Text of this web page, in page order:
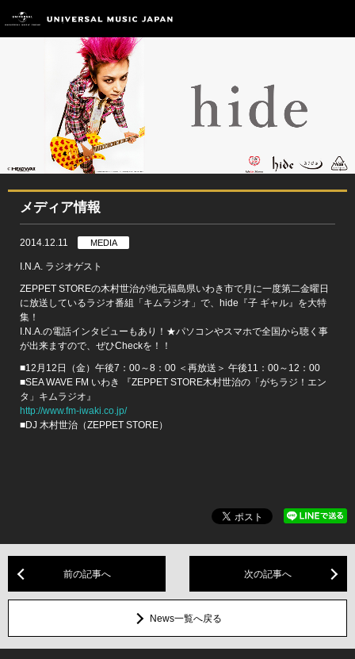
メディア情報
2014.12.11 MEDIA
I.N.A. ラジオゲスト
ZEPPET STOREの木村世治が地元福島県いわき市で月に一度第二金曜日
に放送しているラジオ番組「キムラジオ」で、hide『子 ギャル』を大特
集！
I.N.A.の電話インタビューもあり！★パソコンやスマホで全国から聴く事
が出来ますので、ぜひCheckを！！
■12月12日（金）午後7：00～8：00 ＜再放送＞ 午後11：00～12：00
■SEA WAVE FM いわき 『ZEPPET STORE木村世治の「がちラジ！エン
タ」キムラジオ』
http://www.fm-iwaki.co.jp/
■DJ 木村世治（ZEPPET STORE）
前の記事へ 次の記事へ
News一覧へ戻る